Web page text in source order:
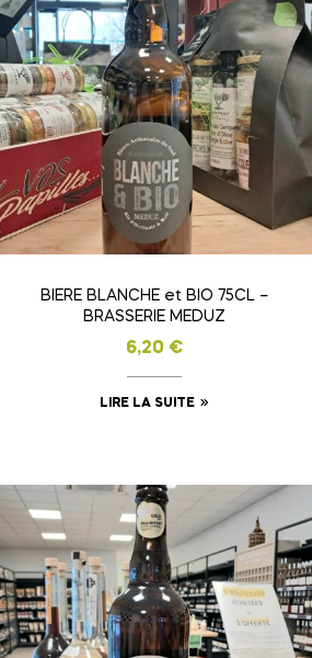
BIERE BLANCHE et BIO 75CL –
BRASSERIE MEDUZ
6,20 €
LIRE LA SUITE